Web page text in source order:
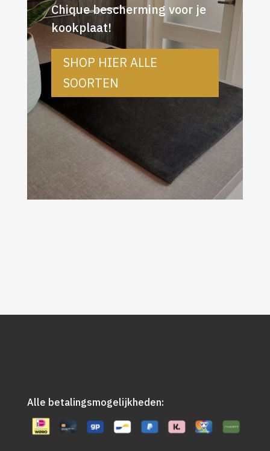
Chique bescherming voor je
kookplaat!
SHOP HIER ALLE
SOORTEN
Alle betalingsmogelijkheden: